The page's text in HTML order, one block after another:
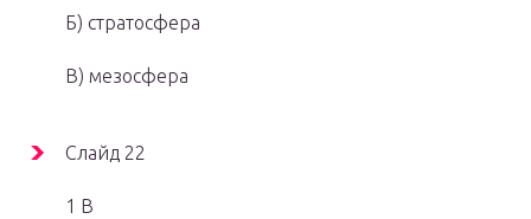
Б) стратосфера
В) мезосфера
Слайд 22
1 В